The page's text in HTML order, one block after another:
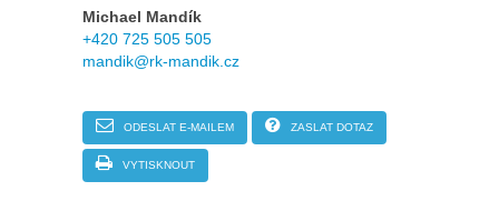
Michael Mandík
+420 725 505 505
mandik@rk-mandik.cz
ODESLAT E-MAILEM ZASLAT DOTAZ
VYTISKNOUT